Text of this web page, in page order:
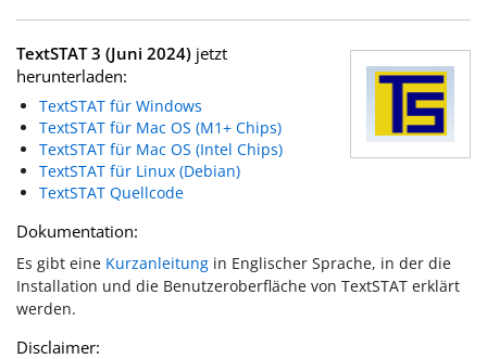
TextSTAT 3 (Juni 2024) jetzt
herunterladen:
TextSTAT für Windows
TextSTAT für Mac OS (M1+ Chips)
TextSTAT für Mac OS (Intel Chips)
TextSTAT für Linux (Debian)
TextSTAT Quellcode
Dokumentation:
Es gibt eine Kurzanleitung in Englischer Sprache, in der die
Installation und die Benutzeroberfläche von TextSTAT erklärt
werden.
Disclaimer: